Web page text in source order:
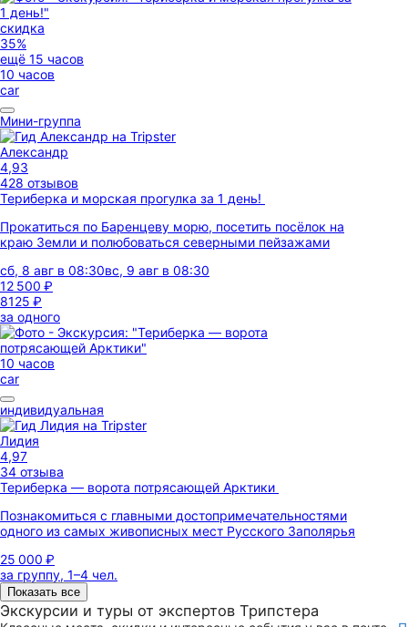
скидка
35%
ещё 15 часов
10 часов
car
Мини-группа
Александр
4,93
428 отзывов
Териберка и морская прогулка за 1 день!
Прокатиться по Баренцеву морю, посетить посёлок на
краю Земли и полюбоваться северными пейзажами
сб, 8 авг в 08:30вс, 9 авг в 08:30
12 500 ₽
8125 ₽
за одного
10 часов
car
индивидуальная
Лидия
4,97
34 отзыва
Териберка — ворота потрясающей Арктики
Познакомиться с главными достопримечательностями
одного из самых живописных мест Русского Заполярья
25 000 ₽
за группу, 1–4 чел.
Показать все
Экскурсии и туры от экспертов Трипстера